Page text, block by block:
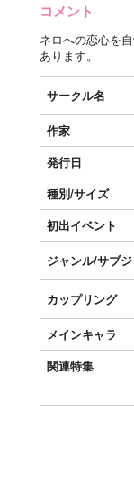
コメント
ネロへの恋心を
あります。
サークル名
作家
発行日
種別/サイズ
初出イベント
ジャンル/サブ
カップリング
メインキャラ
関連特集